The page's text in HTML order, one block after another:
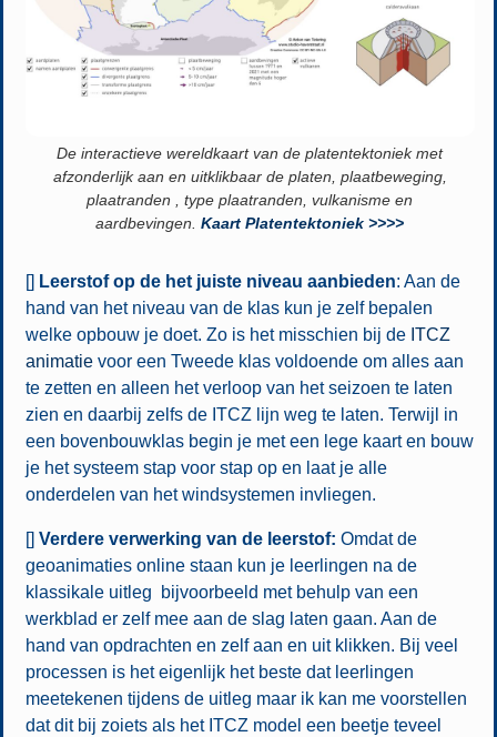
De interactieve wereldkaart van de platentektoniek met
afzonderlijk aan en uitklikbaar de platen, plaatbeweging,
plaatranden , type plaatranden, vulkanisme en
aardbevingen.Kaart Platentektoniek >>>>
[] Leerstof op de het juiste niveau aanbieden: Aan de
hand van het niveau van de klas kun je zelf bepalen
welke opbouw je doet. Zo is het misschien bij de ITCZ
animatievoor een Tweede klas voldoende om alles aan
te zetten en alleen het verloop van het seizoen te laten
zien en daarbij zelfs de ITCZ lijn weg te laten. Terwijl in
een bovenbouwklas begin je met een lege kaart en bouw
je het systeem stap voor stap op en laat je alle
onderdelen van het windsystemen invliegen.
[] Verdere verwerking van de leerstof: Omdat de
geoanimaties online staan kun je leerlingen na de
klassikale uitleg bijvoorbeeld met behulp van een
werkblad er zelf mee aan de slag laten gaan. Aan de
hand van opdrachten en zelf aan en uit klikken. Bij veel
processen is het eigenlijk het beste dat leerlingen
meetekenen tijdens de uitleg maar ik kan me voorstellen
dat dit bij zoiets als het ITCZ model een beetje teveel